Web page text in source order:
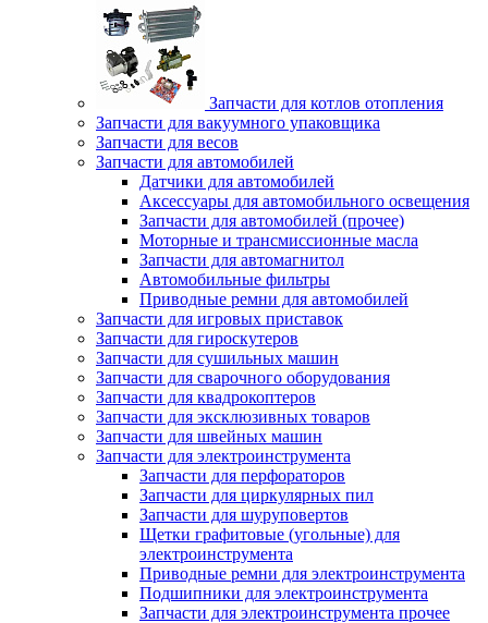
Запчасти для котлов отопления
Запчасти для вакуумного упаковщика
Запчасти для весов
Запчасти для автомобилей
Датчики для автомобилей
Аксессуары для автомобильного освещения
Запчасти для автомобилей (прочее)
Моторные и трансмиссионные масла
Запчасти для автомагнитол
Автомобильные фильтры
Приводные ремни для автомобилей
Запчасти для игровых приставок
Запчасти для гироскутеров
Запчасти для сушильных машин
Запчасти для сварочного оборудования
Запчасти для квадрокоптеров
Запчасти для эксклюзивных товаров
Запчасти для швейных машин
Запчасти для электроинструмента
Запчасти для перфораторов
Запчасти для циркулярных пил
Запчасти для шуруповертов
Щетки графитовые (угольные) для
электроинструмента
Приводные ремни для электроинструмента
Подшипники для электроинструмента
Запчасти для электроинструмента прочее